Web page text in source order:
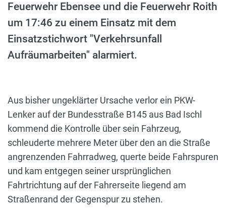
Feuerwehr Ebensee und die Feuerwehr Roith
um 17:46 zu einem Einsatz mit dem
Einsatzstichwort "Verkehrsunfall
Aufräumarbeiten" alarmiert.
Aus bisher ungeklärter Ursache verlor ein PKW-
Lenker auf der Bundesstraße B145 aus Bad Ischl
kommend die Kontrolle über sein Fahrzeug,
schleuderte mehrere Meter über den an die Straße
angrenzenden Fahrradweg, querte beide Fahrspuren
und kam entgegen seiner ursprünglichen
Fahrtrichtung auf der Fahrerseite liegend am
Straßenrand der Gegenspur zu stehen.